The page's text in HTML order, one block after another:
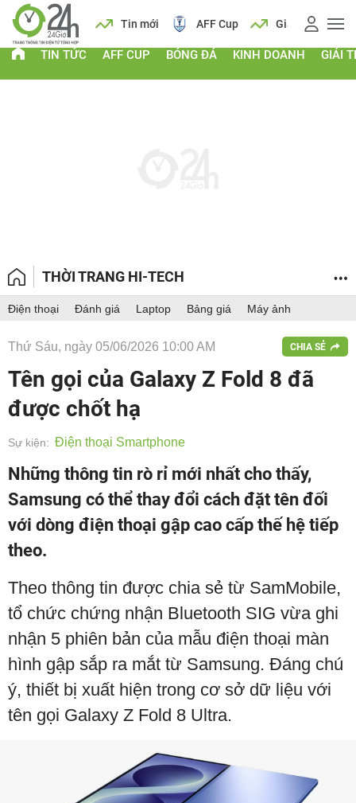
Lịch Tin mới AFF Cup Giá vàng
TIN TỨC AFF CUP BÓNG ĐÁ KINH DOANH GIẢI
THỜI TRANG HI-TECH
Điện thoại Đánh giá Laptop Bảng giá Máy ảnh
Thứ Sáu, ngày 05/06/2026 10:00 AM CHIA SẺ
Tên gọi của Galaxy Z Fold 8 đã
được chốt hạ
Sự kiện: Điện thoại Smartphone
Những thông tin rò rỉ mới nhất cho thấy,
Samsung có thể thay đổi cách đặt tên đối
với dòng điện thoại gập cao cấp thế hệ tiếp
theo.
Theo thông tin được chia sẻ từ SamMobile,
tổ chức chứng nhận Bluetooth SIG vừa ghi
nhận 5 phiên bản của mẫu điện thoại màn
hình gập sắp ra mắt từ Samsung. Đáng chú
ý, thiết bị xuất hiện trong cơ sở dữ liệu với
tên gọi Galaxy Z Fold 8 Ultra.